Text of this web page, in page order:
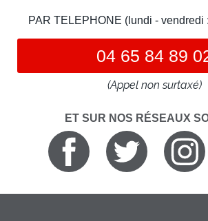
PAR TELEPHONE (lundi - vendredi
04 65 84 89
(Appel non surtaxé)
ET SUR NOS RÉSEAUX